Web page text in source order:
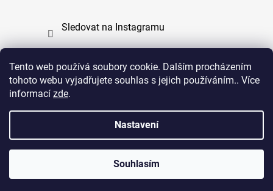
Tento web používá soubory cookie. Dalším procházením
tohoto webu vyjadřujete souhlas s jejich používáním.. Více
informací zde.
Nastavení
Souhlasím
Sledovat na Instagramu
Copyright (c) 2011 - 2026 zoo-branik.cz - Všechna
Vytvořil Shoptet
Copyright 2026ZOO Braník. Všechna práva vyhrazena.